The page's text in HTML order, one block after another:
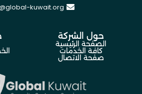
kuwait.org
حول الشركة
الصفحة الرئيسية
كافة الخدمات
صفحة الاتصال